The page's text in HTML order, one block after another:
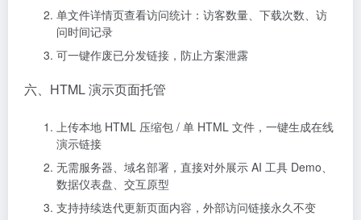
单文件详情页查看访问统计：访客数量、下载次数、访
问时间记录
可一键作废已分发链接，防止方案泄露
六、HTML 演示页面托管
上传本地 HTML 压缩包 / 单 HTML 文件，一键生成在线
演示链接
无需服务器、域名部署，直接对外展示 AI 工具 Demo、
数据仪表盘、交互原型
支持持续迭代更新页面内容，外部访问链接永久不变